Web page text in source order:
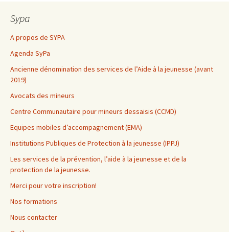
Sypa
A propos de SYPA
Agenda SyPa
Ancienne dénomination des services de l’Aide à la jeunesse (avant
2019)
Avocats des mineurs
Centre Communautaire pour mineurs dessaisis (CCMD)
Equipes mobiles d’accompagnement (EMA)
Institutions Publiques de Protection à la jeunesse (IPPJ)
Les services de la prévention, l’aide à la jeunesse et de la
protection de la jeunesse.
Merci pour votre inscription!
Nos formations
Nous contacter